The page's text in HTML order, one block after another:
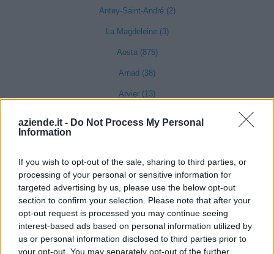
aziende.it - Do Not Process My Personal
Information
If you wish to opt-out of the sale, sharing to third parties, or
processing of your personal or sensitive information for
targeted advertising by us, please use the below opt-out
section to confirm your selection. Please note that after your
opt-out request is processed you may continue seeing
interest-based ads based on personal information utilized by
us or personal information disclosed to third parties prior to
your opt-out. You may separately opt-out of the further
Antey-Saint-André (2)
La Magdeleine (3)
Aosta (875)
Arnad (38)
Arvier (13)
Brissogne (9)
Brusson (32)
Chamois (6)
Champorcher (9)